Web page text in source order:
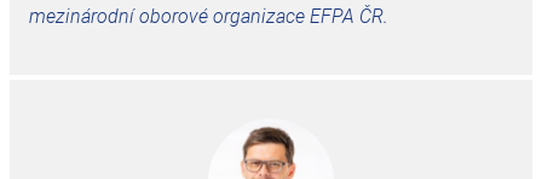
mezinárodní oborové organizace EFPA ČR.